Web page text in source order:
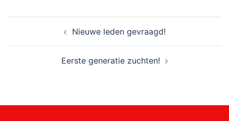
navigatie Nieuwe leden gevraagd!
Eerste generatie zuchten!